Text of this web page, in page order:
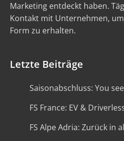
Marketing entdeckt haben.
Kontakt mit Unternehmen,
Form zu erhalten.
Letzte Beiträge
Saisonabschluss: You
FS France: EV &
FS Alpe Adria: Zurück in